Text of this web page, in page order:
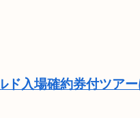
ド入場確約券付ツア